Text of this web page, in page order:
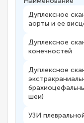
Дуплексное
аорты и ее
Дуплексное
конечностей
Дуплексное
шеи)
УЗИ